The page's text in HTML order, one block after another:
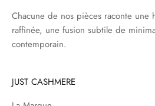
Chacune de nos pièces raconte
raffinée, une fusion subtile de
contemporain.
JUST CASHMERE